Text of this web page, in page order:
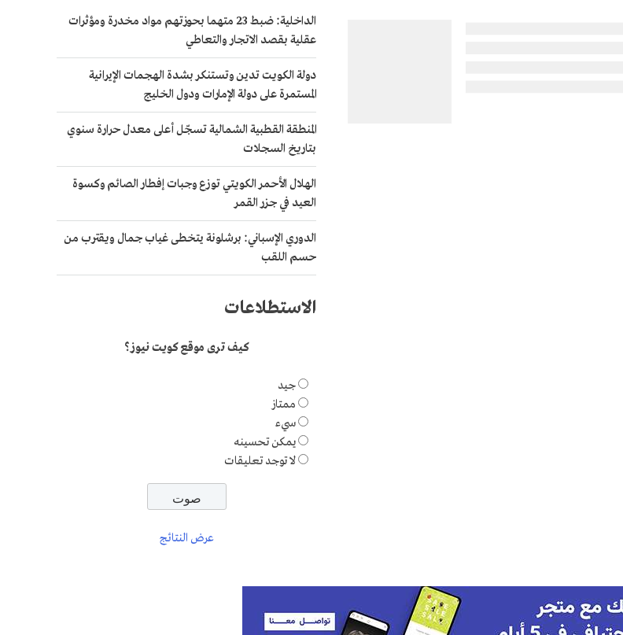
الداخلية: ضبط 23 متهما بحوزتهم مواد مخدرة ومؤثرات
عقلية بقصد الاتجار والتعاطي
دولة الكويت تدين وتستنكر بشدة الهجمات الإيرانية
المستمرة على دولة الإمارات ودول الخليج
المنطقة القطبية الشمالية تسجّل أعلى معدل حرارة سنوي
بتاريخ السجلات
الهلال الأحمر الكويتي توزع وجبات إفطار الصائم وكسوة
العيد في جزر القمر
الدوري الإسباني: برشلونة يتخطى غياب جمال ويقترب من
حسم اللقب
الاستطلاعات
كيف ترى موقع كويت نيوز؟
جيد
ممتاز
سيء
يمكن تحسينه
لا توجد تعليقات
عرض النتائج